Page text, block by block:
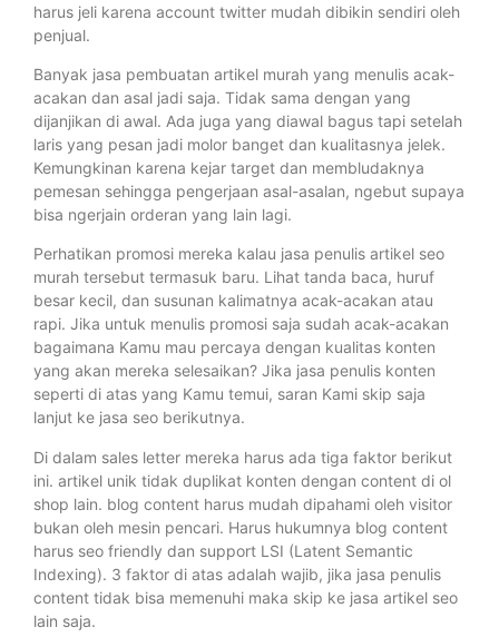
harus jeli karena account twitter mudah dibikin sendiri oleh
penjual.
Banyak jasa pembuatan artikel murah yang menulis acak-
acakan dan asal jadi saja. Tidak sama dengan yang
dijanjikan di awal. Ada juga yang diawal bagus tapi setelah
laris yang pesan jadi molor banget dan kualitasnya jelek.
Kemungkinan karena kejar target dan membludaknya
pemesan sehingga pengerjaan asal-asalan, ngebut supaya
bisa ngerjain orderan yang lain lagi.
Perhatikan promosi mereka kalau jasa penulis artikel seo
murah tersebut termasuk baru. Lihat tanda baca, huruf
besar kecil, dan susunan kalimatnya acak-acakan atau
rapi. Jika untuk menulis promosi saja sudah acak-acakan
bagaimana Kamu mau percaya dengan kualitas konten
yang akan mereka selesaikan? Jika jasa penulis konten
seperti di atas yang Kamu temui, saran Kami skip saja
lanjut ke jasa seo berikutnya.
Di dalam sales letter mereka harus ada tiga faktor berikut
ini. artikel unik tidak duplikat konten dengan content di ol
shop lain. blog content harus mudah dipahami oleh visitor
bukan oleh mesin pencari. Harus hukumnya blog content
harus seo friendly dan support LSI (Latent Semantic
Indexing). 3 faktor di atas adalah wajib, jika jasa penulis
content tidak bisa memenuhi maka skip ke jasa artikel seo
lain saja.